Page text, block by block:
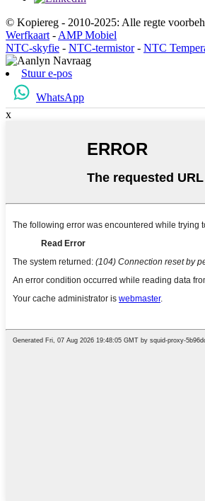
© Kopiereg - 2010-2025: Alle regte
Werfkaart - AMP Mobiel
NTC-skyfie - NTC-termistor- NTC
Stuur e-pos
WhatsApp
x